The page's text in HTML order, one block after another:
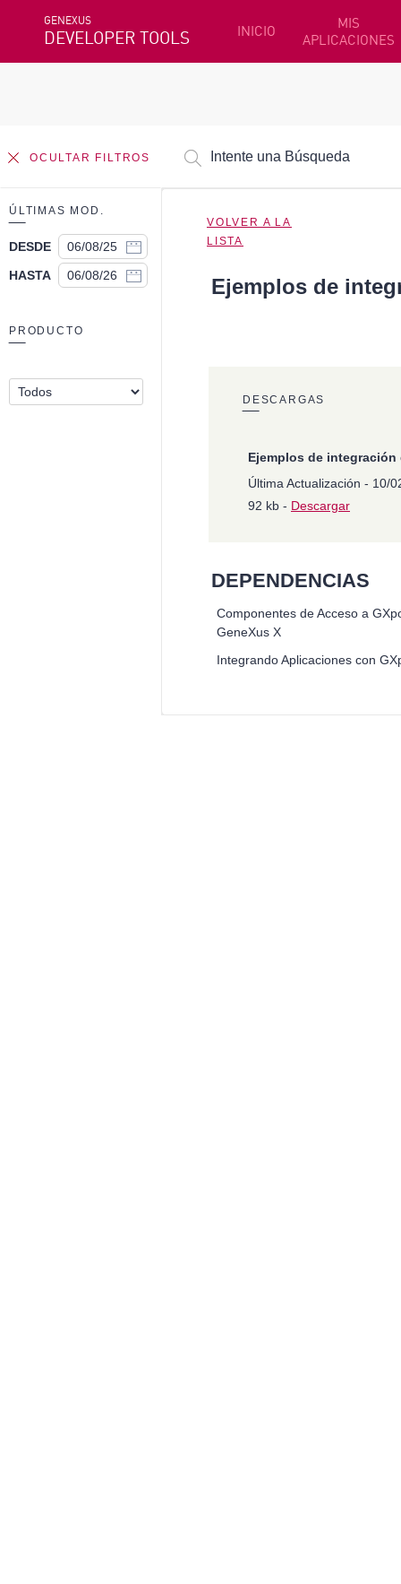
GENEXUS
DEVELOPER TOOLS INICIO
MIS
APLICACIONES